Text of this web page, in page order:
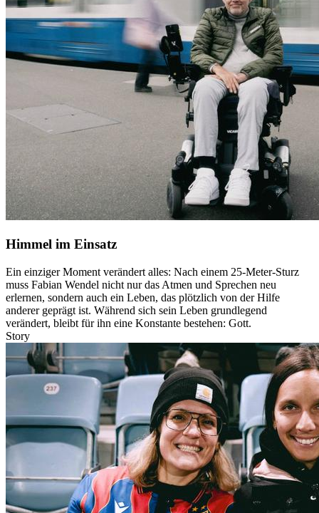
Himmel im Einsatz
Ein einziger Moment verändert alles: Nach einem 25-Meter-Sturz
muss Fabian Wendel nicht nur das Atmen und Sprechen neu
erlernen, sondern auch ein Leben, das plötzlich von der Hilfe
anderer geprägt ist. Während sich sein Leben grundlegend
verändert, bleibt für ihn eine Konstante bestehen: Gott.
Story